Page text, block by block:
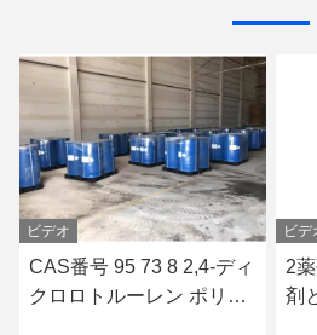
ビデオ
CAS番号 95 73 8 2,4-ディ
クロロトルーレン ポリマ
ビデ
2
剤